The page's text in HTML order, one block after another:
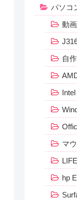
パソコ
動
自
Intel
マ
hp